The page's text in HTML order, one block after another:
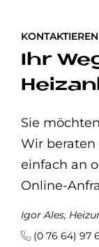
Ihr
Sie
Wir beraten
einfach an
Online-
Igor Ales,
(0 76 64) 97